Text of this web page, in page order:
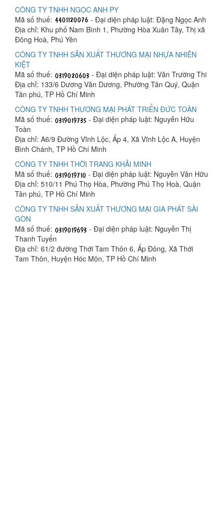
CÔNG TY TNHH NGỌC ANH PY
Mã số thuế:
- Đại diện pháp luật: Đặng Ngọc Anh
Địa chỉ: Khu phố Nam Bình 1, Phường Hòa Xuân Tây, Thị xã
Đông Hoà, Phú Yên
CÔNG TY TNHH SẢN XUẤT THƯƠNG MẠI NHỰA NHIÊN
KIỆT
Mã số thuế:
- Đại diện pháp luật: Văn Trường Thi
Địa chỉ: 133/6 Dương Văn Dương, Phường Tân Quý, Quận
Tân phú, TP Hồ Chí Minh
CÔNG TY TNHH THƯƠNG MẠI PHÁT TRIỂN ĐỨC TOÀN
Mã số thuế:
- Đại diện pháp luật: Nguyễn Hữu
Toàn
Địa chỉ: A6/9 Đường Vĩnh Lộc, Ấp 4, Xã Vĩnh Lộc A, Huyện
Bình Chánh, TP Hồ Chí Minh
CÔNG TY TNHH THỜI TRANG KHẢI MINH
Mã số thuế:
- Đại diện pháp luật: Nguyễn Văn Hữu
Địa chỉ: 510/11 Phú Thọ Hòa, Phường Phú Thọ Hoà, Quận
Tân phú, TP Hồ Chí Minh
CÔNG TY TNHH SẢN XUẤT THƯƠNG MẠI GIA PHÁT SÀI
GÒN
Mã số thuế:
- Đại diện pháp luật: Nguyễn Thị
Thanh Tuyển
Địa chỉ: 61/2 đường Thới Tam Thôn 6, Ấp Đông, Xã Thới
Tam Thôn, Huyện Hóc Môn, TP Hồ Chí Minh